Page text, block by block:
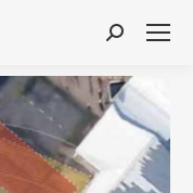
Search: